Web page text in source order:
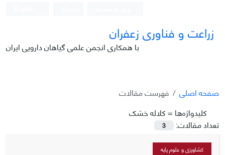
زراعت و فناوری زعفران
با همکاری انجمن علمی گیاهان دارویی ایران
صفحه اصلی
فهرست مقالات
کلیدواژه‌ها =کلاله خشک
تعداد مقالات:
3
کشاورزی و علوم پایه